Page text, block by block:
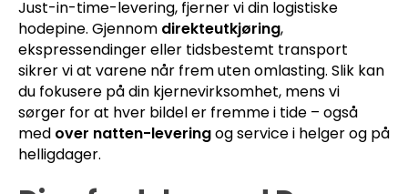
Just-in-time-levering, fjerner vi din logistiske
hodepine. Gjennom direkteutkjøring,
ekspressendinger eller tidsbestemt transport
sikrer vi at varene når frem uten omlasting. Slik kan
du fokusere på din kjernevirksomhet, mens vi
sørger for at hver bildel er fremme i tide – også
med over natten-leveringog service i helger og på
helligdager.